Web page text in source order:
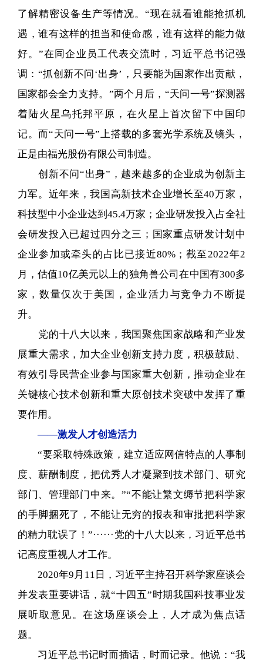
了解精密设备生产等情况。“现在就看谁能抢抓机
遇，谁有这样的担当和使命感，谁有这样的能力做
好。”在同企业员工代表交流时，习近平总书记强
调：“抓创新不问‘出身’，只要能为国家作出贡献，
国家都会全力支持。”两个月后，“天问一号”探测器
着陆火星乌托邦平原，在火星上首次留下中国印
记。而“天问一号”上搭载的多套光学系统及镜头，
正是由福光股份有限公司制造。
创新不问“出身”，越来越多的企业成为创新主
力军。近年来，我国高新技术企业增长至40万家，
科技型中小企业达到45.4万家；企业研发投入占全社
会研发投入已超过四分之三；国家重点研发计划中
企业参加或牵头的占比已接近80%；截至2022年2
月，估值10亿美元以上的独角兽公司在中国有300多
家，数量仅次于美国，企业活力与竞争力不断提
升。
党的十八大以来，我国聚焦国家战略和产业发
展重大需求，加大企业创新支持力度，积极鼓励、
有效引导民营企业参与国家重大创新，推动企业在
关键核心技术创新和重大原创技术突破中发挥了重
要作用。
——激发人才创造活力
“要采取特殊政策，建立适应网信特点的人事制
度、薪酬制度，把优秀人才凝聚到技术部门、研究
部门、管理部门中来。”“不能让繁文缛节把科学家
的手脚捆死了，不能让无穷的报表和审批把科学家
的精力耽误了！”······党的十八大以来，习近平总书
记高度重视人才工作。
2020年9月11日，习近平主持召开科学家座谈会
并发表重要讲话，就“十四五”时期我国科技事业发
展听取意见。在这场座谈会上，人才成为焦点话
题。
习近平总书记时而插话，时而记录。他说：“我